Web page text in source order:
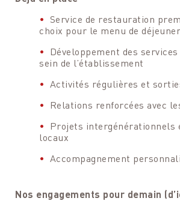
Service de restauration
choix pour le menu de déjeuner
Développement des
sein de l’établissement
Activités régulières et
Relations renforcées avec
Projets intergénérationnels
locaux
Accompagnement
Nos engagements pour demain